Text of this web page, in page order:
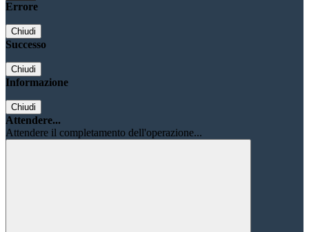
Errore
Chiudi
Successo
Chiudi
Informazione
Chiudi
Attendere...
Attendere il completamento dell'operazione...